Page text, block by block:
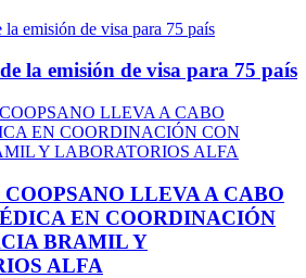
la emisión de visa para 75 país
LLEVA A CABO
EN COORDINACIÓN
BRAMIL Y
ALFA